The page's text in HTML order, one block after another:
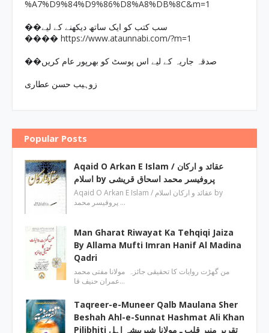
%A7%D9%84%D9%86%D8%A8%DB%8C&m=1
��سب کتب کو ایک ساتھ دیکھنے کے لیے
���� https://www.ataunnabi.com/?m=1
��صدقہ جاریہ کے لیے اس پوسٹ کو بھرپور عام کریں
زوہیب حسن عطاری
Popular Posts
Aqaid O Arkan E Islam / عقائد و ارکان
اسلام by پروفیسر محمد اسحاق قریشی
Aqaid O Arkan E Islam / عقائد و ارکان اسلام by
پروفیسر محمد …
Man Gharat Riwayat Ka Tehqiqi Jaiza
By Allama Mufti Imran Hanif Al Madina
Qadri
من گھڑت روایات کا تحقیقی جائزہ مولانا مفتی محمد
عمران حنیف قا…
Taqreer-e-Muneer Qalb Maulana Sher
Beshah Ahl-e-Sunnat Hashmat Ali Khan
Pilibhiti تقریر منیر قلب ـ مولانا شیربیشہ اہل